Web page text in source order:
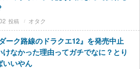
オタク
ーク路線のドラクエ12』を発売中止
けなかった理由ってガチでなに？とり
いいやん